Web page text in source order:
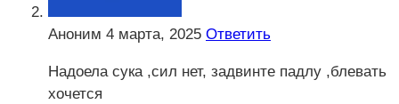
Аноним 4 марта, 2025 Ответить
Надоела сука ,сил нет, задвинте падлу ,блевать
хочется